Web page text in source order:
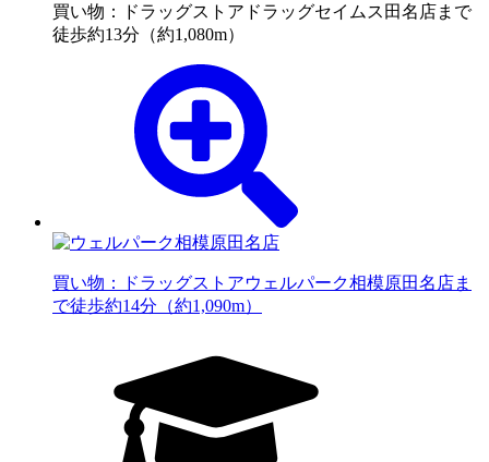
買い物：ドラッグストア ドラッグセイムス田名店まで
徒歩約13分（約1,080m）
買い物：ドラッグストアウェルパーク相模原田名店ま
で徒歩約14分（約1,090m）